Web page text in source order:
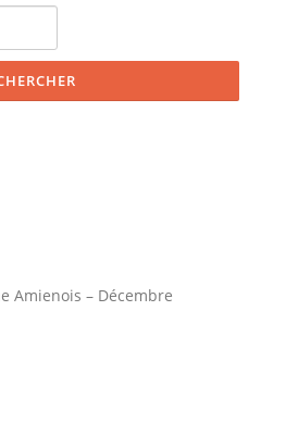
Amienois – Décembre